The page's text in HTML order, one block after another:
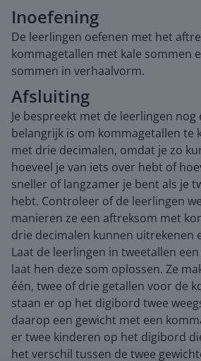
Inoefening
De leerlingen oefenen met het
kommagetallen met kale sommen
sommen in verhaalvorm.
Afsluiting
Je bespreekt met de leerlingen nog
belangrijk is om kommagetallen te
met drie decimalen, omdat je zo
hoeveel je van iets over hebt of
sneller of langzamer je bent als je
hebt. Controleer of de leerlingen
manieren ze een aftreksom met
drie decimalen kunnen uitrekenen
Laat de leerlingen in tweetallen
laat hen deze som oplossen. Ze
één, twee of drie getallen voor de
staan er op het digibord twee
daarop een gewicht met een
er twee kinderen op het digibord
het verschil tussen de twee